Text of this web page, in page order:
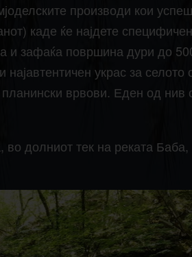
производи кои
каде ќе најдете
и зафаќа површина дури до
украс за селото
врвови. Еден од нив
долниот тек на реката Баба,